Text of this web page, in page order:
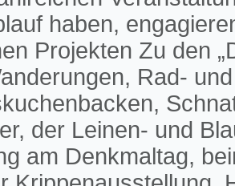
haben,
Projekten Zu den
Rad-
der Leinen- und
am Denkmaltag,